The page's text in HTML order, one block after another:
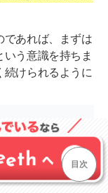
であれば、まずは
いう意識を持ちま
続けられるように
目次